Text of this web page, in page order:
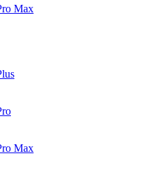
Max
Max